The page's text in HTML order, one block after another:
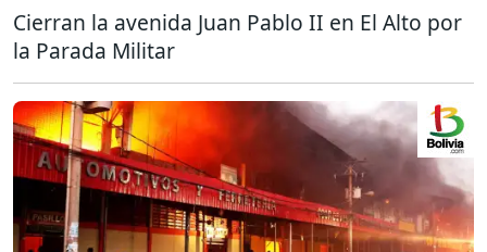
Cierran la avenida Juan Pablo II en El Alto por
la Parada Militar